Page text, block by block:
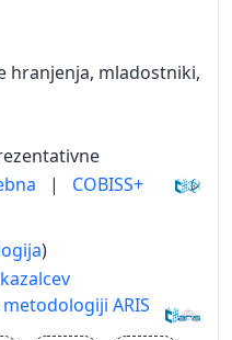
hranjenja, mladostniki,
| COBISS+
)
ARIS